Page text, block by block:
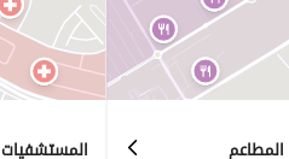
المطاعم المستشفيات